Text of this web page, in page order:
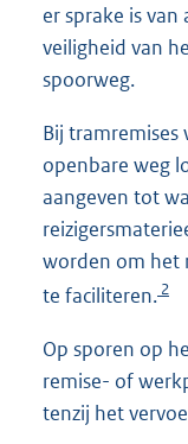
er sprake is
veiligheid van
spoorweg.
Bij
openbare weg
aangeven tot
worden om het
te faciliteren. 2
Op sporen op
remise- of
tenzij het